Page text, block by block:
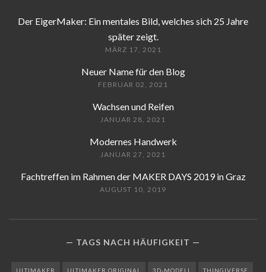
Der EigerMaker: Ein mentales Bild, welches sich 25 Jahre
später zeigt.
MÄRZ 17, 2021
Neuer Name für den Blog
FEBRUAR 02, 2021
Wachsen und Reifen
JANUAR 28, 2021
Modernes Handwerk
JANUAR 27, 2021
Fachtreffen im Rahmen der MAKER DAYS 2019 in Graz
AUGUST 10, 2019
TAGS NACH HÄUFIGKEIT
ULTIMAKER ULTIMAKER ORIGINAL 3D-MODELL THINGIVERSE